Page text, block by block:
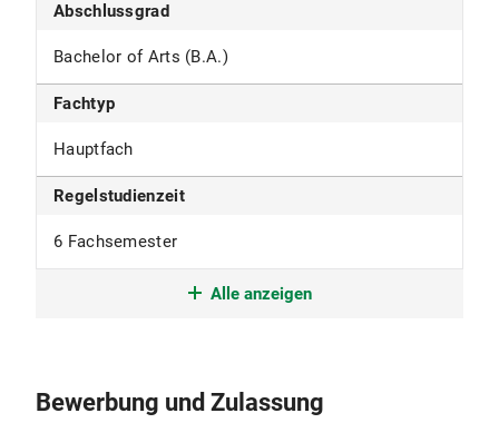
Abschlussgrad
Bachelor of Arts (B.A.)
Fachtyp
Hauptfach
Regelstudienzeit
6 Fachsemester
Studienbeginn
Alle anzeigen
Bewerbung und Zulassung